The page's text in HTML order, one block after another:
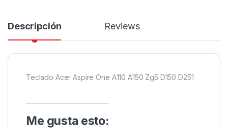
Descripción Reviews
Teclado Acer Aspire One A110 A150 Zg5 D150 D251
Me gusta esto: